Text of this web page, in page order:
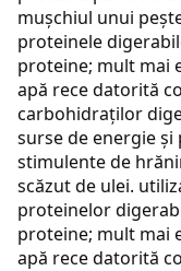
mușchiul unui
proteinele
proteine; mult mai
apă rece datorită
carbohidraților
surse de energie
stimulente de
scăzut de ulei.
proteinelor
proteine; mult mai
apă rece datorită